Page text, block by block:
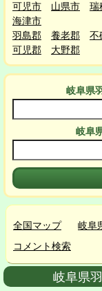
可児市
山県市 瑞
海津市
羽島郡
養老郡 不
可児郡
大野郡
岐阜県
岐阜
全国マップ 岐阜
コメント検索
岐阜県